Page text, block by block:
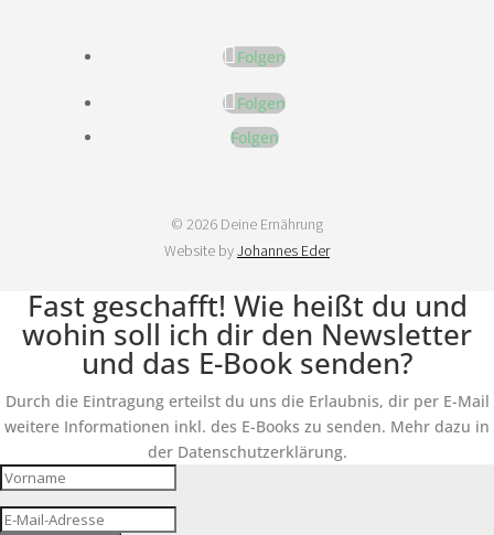
Folgen
Folgen
Folgen
© 2026 Deine Ernährung
Website byJohannes Eder
Fast geschafft! Wie heißt du und
wohin soll ich dir den Newsletter
und das E-Book senden?
Durch die Eintragung erteilst du uns die Erlaubnis, dir per E-Mail
weitere Informationen inkl. des E-Books zu senden. Mehr dazu in
der Datenschutzerklärung.